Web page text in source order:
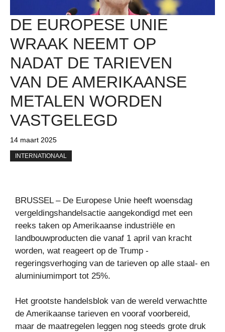
DE EUROPESE UNIE
WRAAK NEEMT OP
NADAT DE TARIEVEN
VAN DE AMERIKAANSE
METALEN WORDEN
VASTGELEGD
14 maart 2025
INTERNATIONAAL
BRUSSEL – De Europese Unie heeft woensdag
vergeldingshandelsactie aangekondigd met een
reeks taken op Amerikaanse industriële en
landbouwproducten die vanaf 1 april van kracht
worden, wat reageert op de Trump -
regeringsverhoging van de tarieven op alle staal- en
aluminiumimport tot 25%.
Het grootste handelsblok van de wereld verwachtte
de Amerikaanse tarieven en vooraf voorbereid,
maar de maatregelen leggen nog steeds grote druk